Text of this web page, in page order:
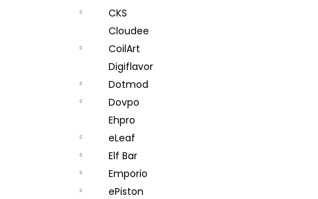
CKS
Cloudee
CoilArt
Digiflavor
Dotmod
Dovpo
Ehpro
eLeaf
Elf Bar
Emporio
ePiston